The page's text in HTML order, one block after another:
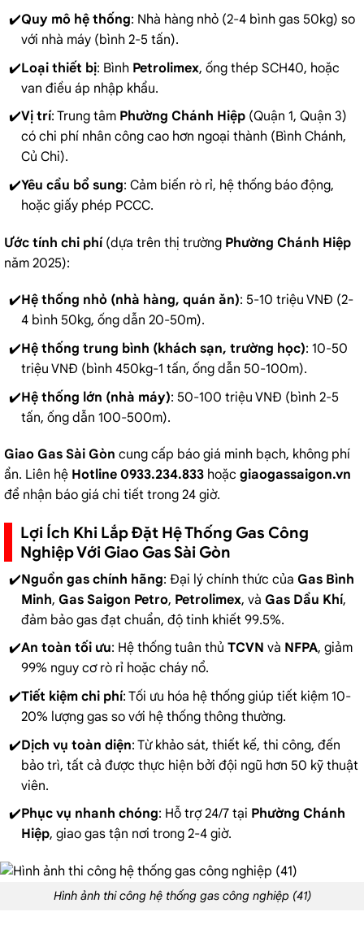
Quy mô hệ thống: Nhà hàng nhỏ (2-4 bình gas 50kg) so
với nhà máy (bình 2-5 tấn).
Loại thiết bị: Bình Petrolimex, ống thép SCH40, hoặc
van điều áp nhập khẩu.
Vị trí: Trung tâm Phường Chánh Hiệp(Quận 1, Quận 3)
có chi phí nhân công cao hơn ngoại thành (Bình Chánh,
Củ Chi).
Yêu cầu bổ sung: Cảm biến rò rỉ, hệ thống báo động,
hoặc giấy phép PCCC.
Ước tính chi phí(dựa trên thị trường Phường Chánh Hiệp
năm 2025):
Hệ thống nhỏ (nhà hàng, quán ăn): 5-10 triệu VNĐ (2-
4 bình 50kg, ống dẫn 20-50m).
Hệ thống trung bình (khách sạn, trường học): 10-50
triệu VNĐ (bình 450kg-1 tấn, ống dẫn 50-100m).
Hệ thống lớn (nhà máy): 50-100 triệu VNĐ (bình 2-5
tấn, ống dẫn 100-500m).
Giao Gas Sài Gòn cung cấp báo giá minh bạch, không phí
ẩn. Liên hệ Hotline 0933.234.833 hoặc giaogassaigon.vn
để nhận báo giá chi tiết trong 24 giờ.
Lợi Ích Khi Lắp Đặt Hệ Thống Gas Công
Nghiệp Với Giao Gas Sài Gòn
Nguồn gas chính hãng: Đại lý chính thức của Gas Bình
Minh, Gas Saigon Petro, Petrolimex, và Gas Dầu Khí,
đảm bảo gas đạt chuẩn, độ tinh khiết 99.5%.
An toàn tối ưu: Hệ thống tuân thủ TCVN và NFPA, giảm
99% nguy cơ rò rỉ hoặc cháy nổ.
Tiết kiệm chi phí: Tối ưu hóa hệ thống giúp tiết kiệm 10-
20% lượng gas so với hệ thống thông thường.
Dịch vụ toàn diện: Từ khảo sát, thiết kế, thi công, đến
bảo trì, tất cả được thực hiện bởi đội ngũ hơn 50 kỹ thuật
viên.
Phục vụ nhanh chóng: Hỗ trợ 24/7 tại Phường Chánh
Hiệp, giao gas tận nơi trong 2-4 giờ.
Hình ảnh thi công hệ thống gas công nghiệp (41)